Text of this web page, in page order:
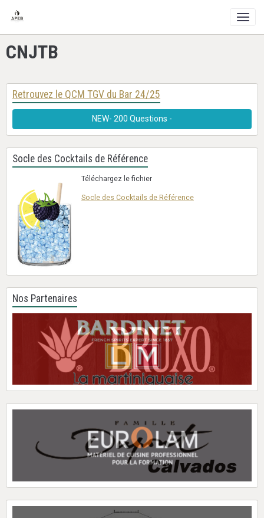
CNJTB
Retrouvez le QCM TGV du Bar 24/25
NEW- 200 Questions -
Socle des Cocktails de Référence
Téléchargez le fichier
Socle des Cocktails de Référence
Nos Partenaires